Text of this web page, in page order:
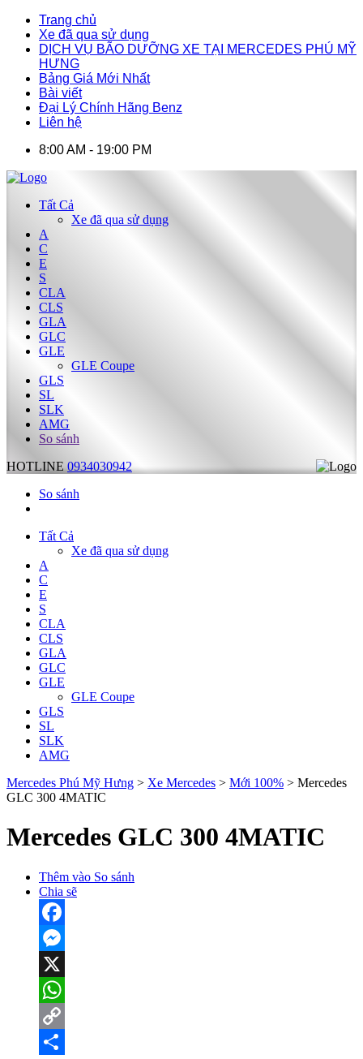
Trang chủ
Xe đã qua sử dụng
DỊCH VỤ BÃO DƯỠNG XE TẠI MERCEDES PHÚ MỸ
HƯNG
Bảng Giá Mới Nhất
Bài viết
Đại Lý Chính Hãng Benz
Liên hệ
8:00 AM - 19:00 PM
Tất Cả
Xe đã qua sử dụng
A
C
E
S
CLA
CLS
GLA
GLC
GLE
GLE Coupe
GLS
SL
SLK
AMG
So sánh
HOTLINE 0934030942
So sánh
Tất Cả
Xe đã qua sử dụng
A
C
E
S
CLA
CLS
GLA
GLC
GLE
GLE Coupe
GLS
SL
SLK
AMG
Mercedes Phú Mỹ Hưng > Xe Mercedes > Mới 100% > Mercedes
GLC 300 4MATIC
Mercedes GLC 300 4MATIC
Thêm vào So sánh
Chia sẽ
Facebook
Messenger
X
WhatsApp
Copy